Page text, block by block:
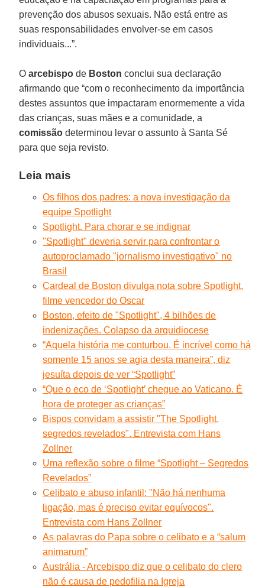
prevenção dos abusos sexuais. Não está entre as
suas responsabilidades envolver-se em casos
individuais...”.
Oarcebispo de Boston conclui sua declaração
afirmando que “com o reconhecimento da importância
destes assuntos que impactaram enormemente a vida
das crianças, suas mães e a comunidade, a
comissão determinou levar o assunto à Santa Sé
para que seja revisto.
Leia mais
Os filhos dos padres: a nova investigação da
equipe Spotlight
Spotlight. Para chorar e se indignar
"Spotlight" deveria servir para confrontar o
autoproclamado "jornalismo investigativo" no
Brasil
Cardeal de Boston divulga nota sobre Spotlight,
filme vencedor do Oscar
Boston, efeito de "Spotlight", 4 bilhões de
indenizações. Colapso da arquidiocese
“Aquela história me conturbou. É incrível como há
somente 15 anos se agia desta maneira”, diz
jesuíta depois de ver “Spotlight”
“Que o eco de ‘Spotlight’ chegue ao Vaticano. É
hora de proteger as crianças”
Bispos convidam a assistir "The Spotlight,
segredos revelados". Entrevista com Hans
Zollner
Uma reflexão sobre o filme “Spotlight – Segredos
Revelados”
Celibato e abuso infantil: "Não há nenhuma
ligação, mas é preciso evitar equívocos".
Entrevista com Hans Zollner
As palavras do Papa sobre o celibato e a “salum
animarum”
Austrália - Arcebispo diz que o celibato do clero
não é causa de pedofilia na Igreja